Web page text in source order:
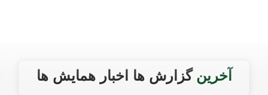
آخرین گزارش ها اخبارهمایش ها